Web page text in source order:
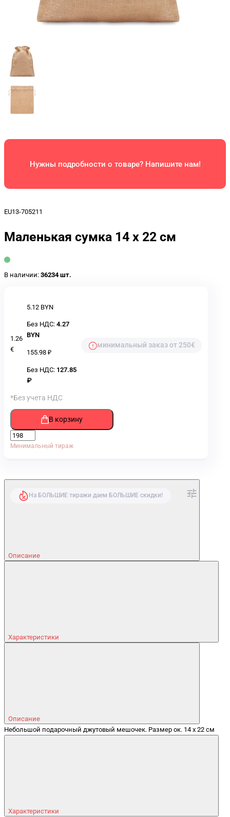
Нужны подробности о товаре? Напишите нам!
EU13-705211
Маленькая сумка 14 х 22 см
В наличии: 36234 шт.
1.26
€
5.12 BYN
Без НДС:4.27
BYN
155.98 ₽
Без НДС: 127.85
₽
минимальный заказ от 250€
*Без учета НДС
В корзину
Минимальный тираж
На БОЛЬШИЕ тиражи даем БОЛЬШИЕ скидки!
Описание
Характеристики
Описание
Небольшой подарочный джутовый мешочек. Размер ок. 14 х 22 см
Характеристики